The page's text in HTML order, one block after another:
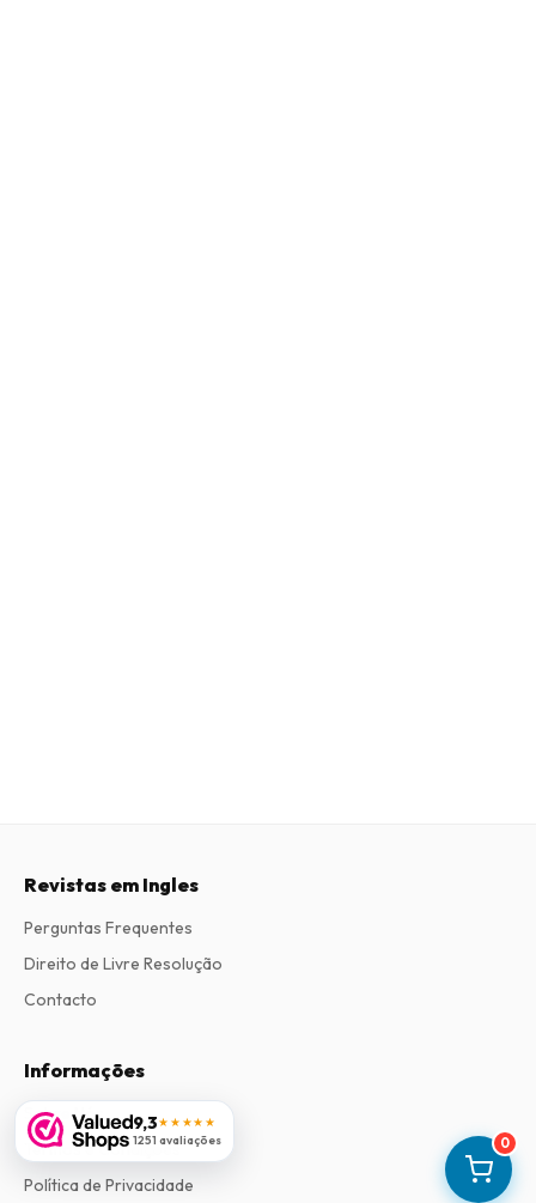
0
9,3★★★★★
1251 avaliações
Revistas em Ingles
Perguntas Frequentes
Direito de Livre Resolução
Contacto
Informações
Sobre Nós
Termos e Condições
Política de Privacidade